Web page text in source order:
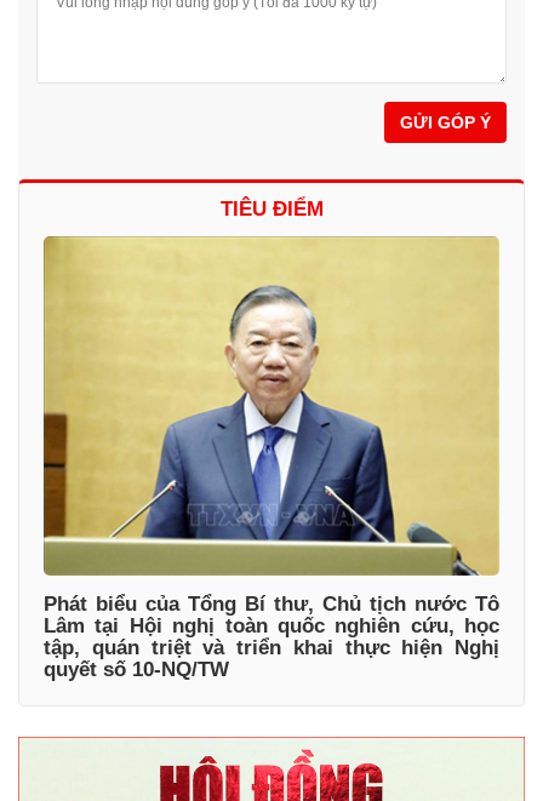
GỬI GÓP Ý
TIÊU ĐIỂM
Phát biểu của Tổng Bí thư, Chủ tịch nước Tô
Lâm tại Hội nghị toàn quốc nghiên cứu, học
tập, quán triệt và triển khai thực hiện Nghị
quyết số 10-NQ/TW